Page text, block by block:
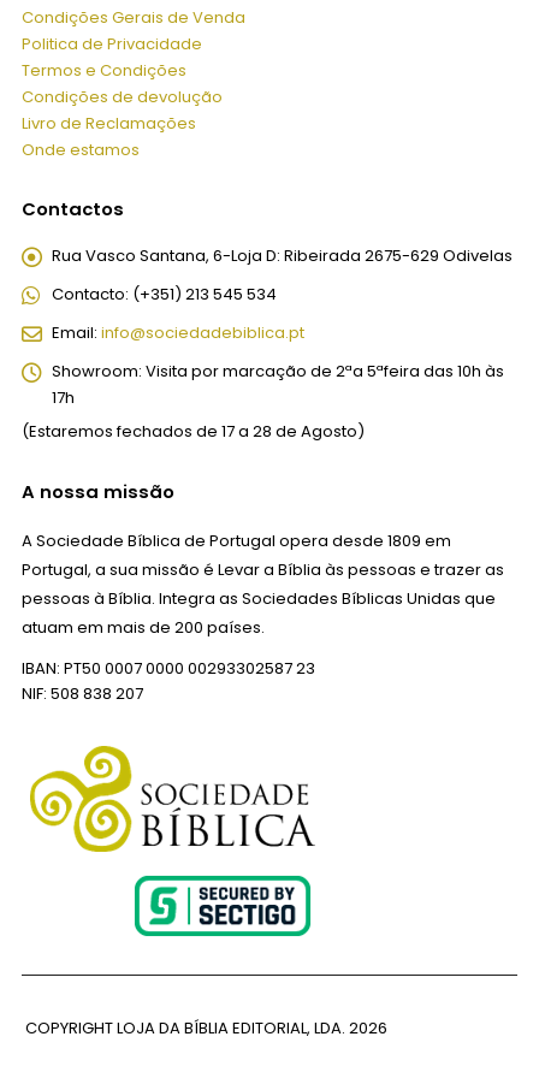
Condições Gerais de Venda
Politica de Privacidade
Termos e Condições
Condições de devolução
Livro de Reclamações
Onde estamos
Contactos
Rua Vasco Santana, 6-Loja D: Ribeirada 2675-629 Odivelas
Contacto: (+351) 213 545 534
Email: info@sociedadebiblica.pt
Showroom: Visita por marcação de 2ªa 5ªfeira das 10h às
17h
(Estaremos fechados de 17 a 28 de Agosto)
A nossa missão
A Sociedade Bíblica de Portugal opera desde 1809 em
Portugal, a sua missão é Levar a Bíblia às pessoas e trazer as
pessoas à Bíblia. Integra as Sociedades Bíblicas Unidas que
atuam em mais de 200 países.
IBAN: PT50 0007 0000 00293302587 23
NIF: 508 838 207
COPYRIGHT LOJA DA BÍBLIA EDITORIAL, LDA. 2026